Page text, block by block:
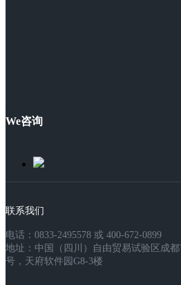
We咨询
联系我们
电话：0833-2495578 或 400-672-0899
地址：中国（四川）自由贸易试验区成
号，天府软件园G8-3楼